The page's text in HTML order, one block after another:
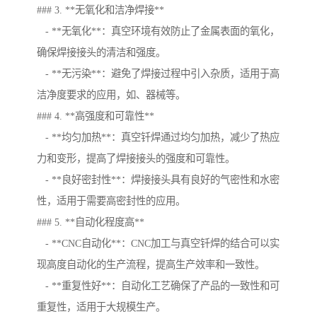
### 3. **无氧化和洁净焊接**
- **无氧化**：真空环境有效防止了金属表面的氧化，
确保焊接接头的清洁和强度。
- **无污染**：避免了焊接过程中引入杂质，适用于高
洁净度要求的应用，如、器械等。
### 4. **高强度和可靠性**
- **均匀加热**：真空钎焊通过均匀加热，减少了热应
力和变形，提高了焊接接头的强度和可靠性。
- **良好密封性**：焊接接头具有良好的气密性和水密
性，适用于需要高密封性的应用。
### 5. **自动化程度高**
- **CNC自动化**：CNC加工与真空钎焊的结合可以实
现高度自动化的生产流程，提高生产效率和一致性。
- **重复性好**：自动化工艺确保了产品的一致性和可
重复性，适用于大规模生产。